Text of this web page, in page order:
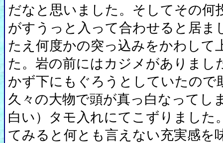
だなと思いました。そしてその何
がすうっと入って合わせると居ま
たえ何度かの突っ込みをかわして
た。岩の前にはカジメがありまし
かず下にもぐろうとしていたので
久々の大物で頭が真っ白なってし
白い）タモ入れにてこずりました
てみると何とも言えない充実感を